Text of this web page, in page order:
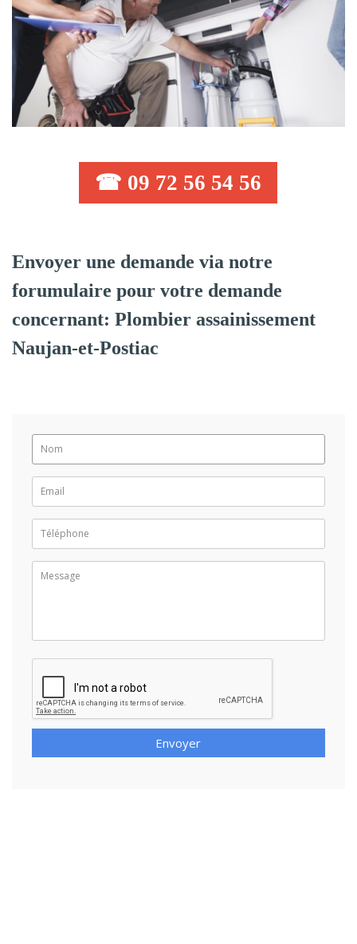
☎ 09 72 56 54 56
Envoyer une demande via notre
forumulaire pour votre demande
concernant: Plombier assainissement
Naujan-et-Postiac
Envoyer